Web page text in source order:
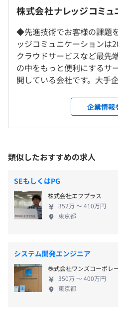
も、機械学習の分野で成長し
現在は、AI系の各案件をリー
認識技術の活用」についてテ
す。
興味のある分野で突き抜けて
たせる職場環境です。
◆1週間に1回、メンターと
こないます！
現在の状況と理想のキャリア
です。
なりたい自分になるために、
つくることで、メンバーの成
◆週1回、社員向けの勉強会
就業場所の変更範囲
雇入時：千葉本社、および自
＜変更範囲＞
変更範囲：会社の定める場所
む）
受動喫煙防止措置に関する事
従業員に対する受動喫煙対策
・夏季（希望日2日）
・慶弔休暇
・産前産後休暇
・育児休暇
交通費一部支給（20000円ま
昇給年1回（10月）
社会保険完備（健康保険・厚
保険）
無期雇用
株式会社ナレッジコミュ
◆先進技術でお客様の課題
ッジコミュニケーションは
クラウドサービスなど最先
の中をもっと便利にするサ
開している会社です。大手
おり、多数のプロジェクト
な価値を生み出す開拓者で
ションのもと、既得利益に
集中です！ ◆専門分野の実務経験がなくても挑戦で
きる 当社では実務経験がな
います。PythonやAWS／
成長していきたいという、
しているからです。技術力
ョンだと考えているので、
に学べる方であれば自然
野の専門家になること」を
磋琢磨しながらモチベーシ
ことが可能です。未経験か
指せる環境で、自分の可能
か？
企業情報
類似したおすすめの求人
SEもしくはPG
株式会社エフプラス
352万 〜 410万円
東京都
システム開発エンジニア
株式会社ワンズコーポレ
350万 〜 400万円
東京都